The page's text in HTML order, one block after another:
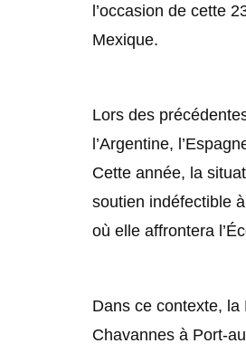
l’occasion de cette
Mexique.
Lors des
l’Argentine,
Cette année, la
soutien indéfectible
où elle affrontera
Dans ce contexte,
Chavannes à Port-